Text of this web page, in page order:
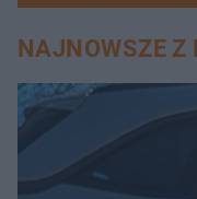
NAJNOWSZE Z